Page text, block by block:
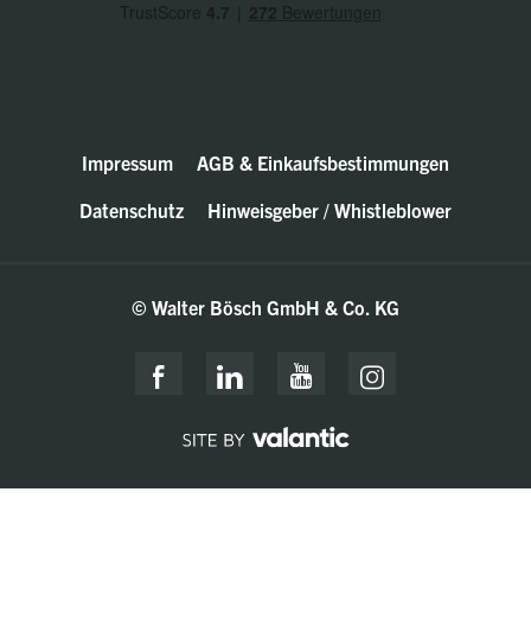
Impressum
AGB & Einkaufsbestimmungen
Datenschutz
Hinweisgeber / Whistleblower
© Walter Bösch GmbH & Co. KG